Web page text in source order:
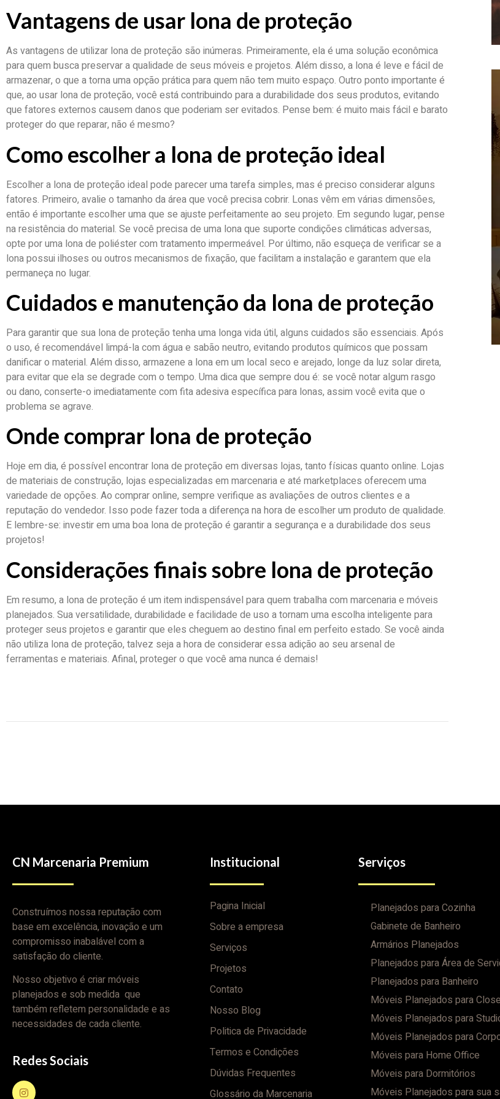
Vantagens de usar lona de proteção
As vantagens de utilizar lona de proteção são inúmeras. Primeiramente, ela é uma solução econômica
para quem busca preservar a qualidade de seus móveis e projetos. Além disso, a lona é leve e fácil de
armazenar, o que a torna uma opção prática para quem não tem muito espaço. Outro ponto importante é
que, ao usar lona de proteção, você está contribuindo para a durabilidade dos seus produtos, evitando
que fatores externos causem danos que poderiam ser evitados. Pense bem: é muito mais fácil e barato
proteger do que reparar, não é mesmo?
Como escolher a lona de proteção ideal
Escolher a lona de proteção ideal pode parecer uma tarefa simples, mas é preciso considerar alguns
fatores. Primeiro, avalie o tamanho da área que você precisa cobrir. Lonas vêm em várias dimensões,
então é importante escolher uma que se ajuste perfeitamente ao seu projeto. Em segundo lugar, pense
na resistência do material. Se você precisa de uma lona que suporte condições climáticas adversas,
opte por uma lona de poliéster com tratamento impermeável. Por último, não esqueça de verificar se a
lona possui ilhoses ou outros mecanismos de fixação, que facilitam a instalação e garantem que ela
permaneça no lugar.
Cuidados e manutenção da lona de proteção
Para garantir que sua lona de proteção tenha uma longa vida útil, alguns cuidados são essenciais. Após
o uso, é recomendável limpá-la com água e sabão neutro, evitando produtos químicos que possam
danificar o material. Além disso, armazene a lona em um local seco e arejado, longe da luz solar direta,
para evitar que ela se degrade com o tempo. Uma dica que sempre dou é: se você notar algum rasgo
ou dano, conserte-o imediatamente com fita adesiva específica para lonas, assim você evita que o
problema se agrave.
Onde comprar lona de proteção
Hoje em dia, é possível encontrar lona de proteção em diversas lojas, tanto físicas quanto online. Lojas
de materiais de construção, lojas especializadas em marcenaria e até marketplaces oferecem uma
variedade de opções. Ao comprar online, sempre verifique as avaliações de outros clientes e a
reputação do vendedor. Isso pode fazer toda a diferença na hora de escolher um produto de qualidade.
E lembre-se: investir em uma boa lona de proteção é garantir a segurança e a durabilidade dos seus
projetos!
Considerações finais sobre lona de proteção
Em resumo, a lona de proteção é um item indispensável para quem trabalha com marcenaria e móveis
planejados. Sua versatilidade, durabilidade e facilidade de uso a tornam uma escolha inteligente para
proteger seus projetos e garantir que eles cheguem ao destino final em perfeito estado. Se você ainda
não utiliza lona de proteção, talvez seja a hora de considerar essa adição ao seu arsenal de
ferramentas e materiais. Afinal, proteger o que você ama nunca é demais!
CN Marcenaria Premium
Construímos nossa reputação com
base em excelência, inovação e um
compromisso inabalável com a
satisfação do cliente.
Nosso objetivo é criar móveis
planejados e sob medida que
também refletem personalidade e as
necessidades de cada cliente.
Redes Sociais
Institucional
Pagina Inicial
Sobre a empresa
Serviços
Projetos
Contato
Nosso Blog
Politica de Privacidade
Termos e Condições
Dúvidas Frequentes
Glossário da Marcenaria
Serviços
Planejados para Cozinha
Gabinete de Banheiro
Armários Planejados
Planejados para Área de
Planejados para Banheiro
Móveis Planejados para
Móveis Planejados para
Móveis Planejados para
Móveis para Home Office
Móveis para Dormitórios
Móveis Planejados para sua